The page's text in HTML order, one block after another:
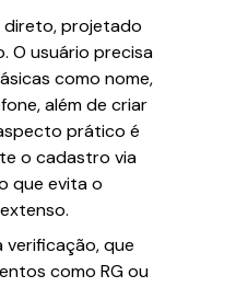
direto, projetado
O usuário precisa
como nome,
além de criar
prático é
o cadastro via
que evita o
verificação, que
como RG ou